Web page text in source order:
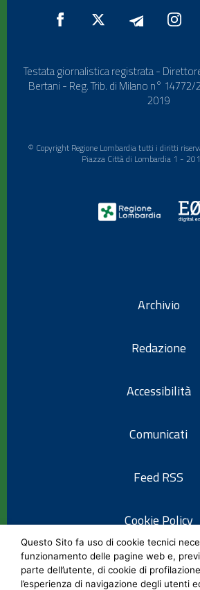
Testata giornalistica registrata -
Bertani - Reg. Trib. di Milano n°
2019
© Copyright Regione Lombardia tutti i diritti
Piazza Città di Lombardia 1 -
Archivio
Redazione
Accessibilità
Comunicati
Feed RSS
Cookie Policy
Informativa
Questo Sito fa uso di cookie tecnici
funzionamento delle pagine web e,
parte dell’utente, di cookie di
l’esperienza di navigazione degli utenti